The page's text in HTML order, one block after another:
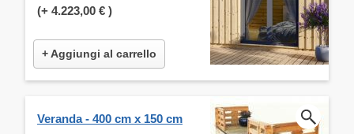
(+ 4.223,00 € )
+ Aggiungi al carrello
Veranda - 400 cm x 150 cm